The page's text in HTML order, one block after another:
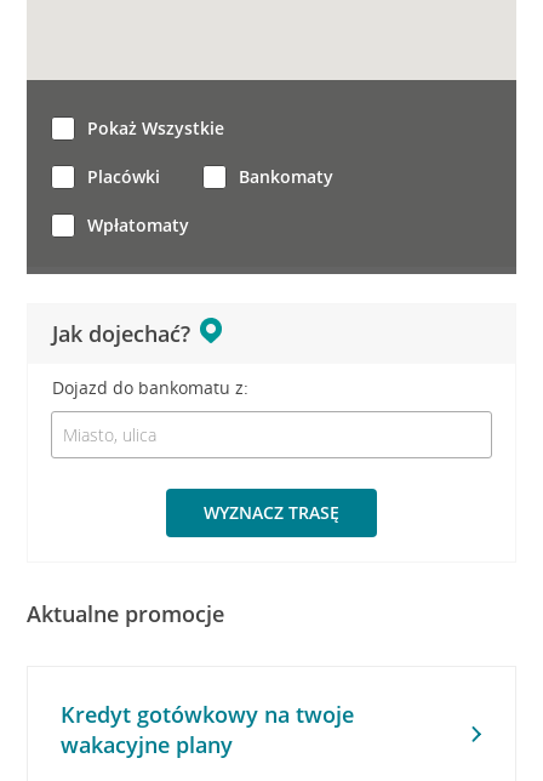
Jak dojechać?
Dojazd do bankomatu z:
WYZNACZ TRASĘ
Pokaż Wszystkie
Placówki Bankomaty
Wpłatomaty
Aktualne promocje
Kredyt gotówkowy na twoje
wakacyjne plany